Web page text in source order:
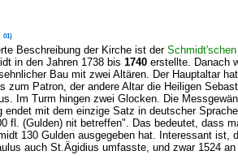
01)
Beschreibung der Kirche ist der
in den Jahren 1738 bis 1740 erstellte. Danach
Bau mit zwei Altären. Der Hauptaltar
zum Patron, der andere Altar die Heiligen
Im Turm hingen zwei Glocken. Die
endet mit dem einzige Satz in deutscher
fl. (Gulden) nit betreffen". Das bedeutet, dass
130 Gulden ausgegeben hat. Interessant ist,
auch St.Ägidius umfasste, und zwar 1524